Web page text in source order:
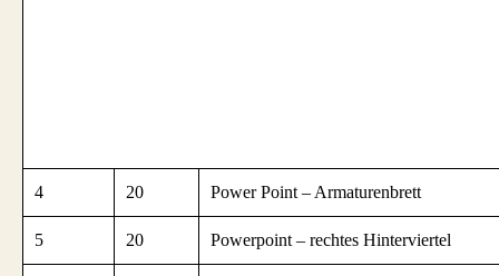
4 20 Power Point – Armaturenbrett
5 20 Powerpoint – rechtes Hinterviertel